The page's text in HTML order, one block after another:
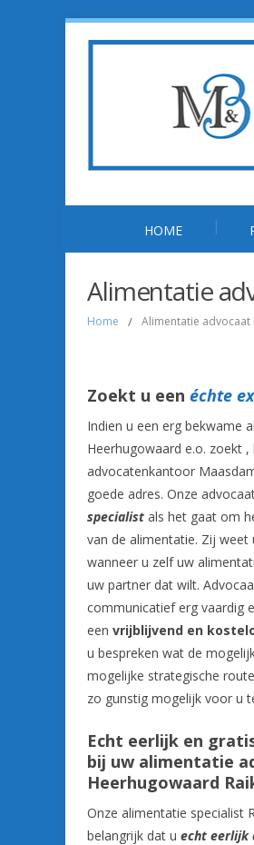
HOME
Alimentatie
Home / Alimentatie
Zoekt u een échte
Indien u een erg bekwame
Heerhugowaard e.o. zoekt ,
advocatenkantoor
goede adres. Onze
specialist als het gaat om
van de alimentatie. Zij weet
wanneer u zelf uw
uw partner dat wilt.
communicatief erg vaardig
een vrijblijvend en
u bespreken wat de
mogelijke strategische
zo gunstig mogelijk voor u
Echt eerlijk en
bij uw alimentatie
Heerhugowaard
Onze alimentatie specialist
belangrijk dat u echt eerlijk